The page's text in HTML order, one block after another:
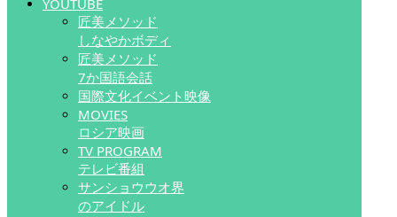
YOUTUBE
匠美メソッド
しなやかボディ
匠美メソッド
7か国語会話
国際文化イベント映像
MOVIES
ロシア映画
TV PROGRAM
テレビ番組
サンショウウオ界
のアイドル